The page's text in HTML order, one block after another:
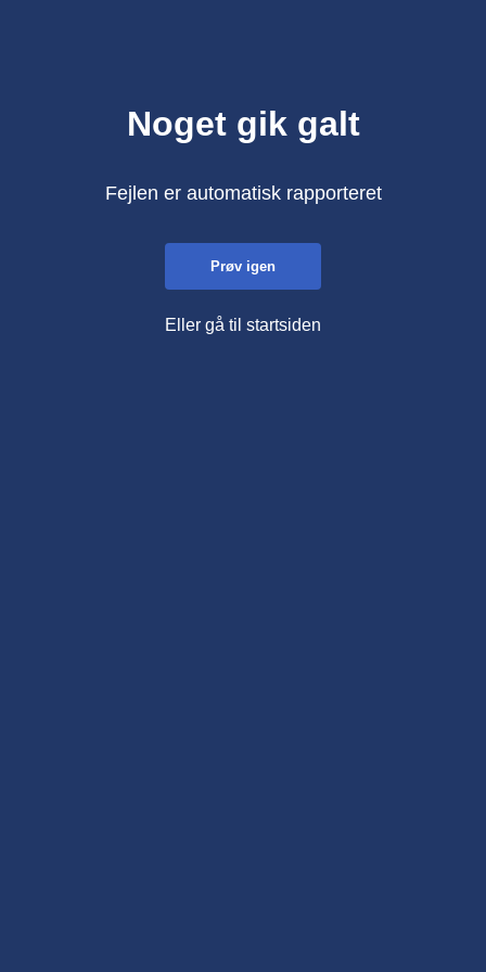
Noget gik galt
Fejlen er automatisk rapporteret
Prøv igen
Eller gå til startsiden